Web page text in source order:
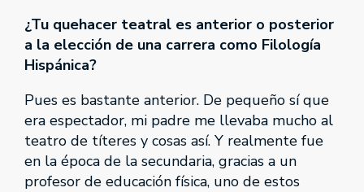
¿Tu quehacer teatral es anterior o posterior
a la elección de una carrera como Filología
Hispánica?
Pues es bastante anterior. De pequeño sí que
era espectador, mi padre me llevaba mucho al
teatro de títeres y cosas así. Y realmente fue
en la época de la secundaria, gracias a un
profesor de educación física, uno de estos